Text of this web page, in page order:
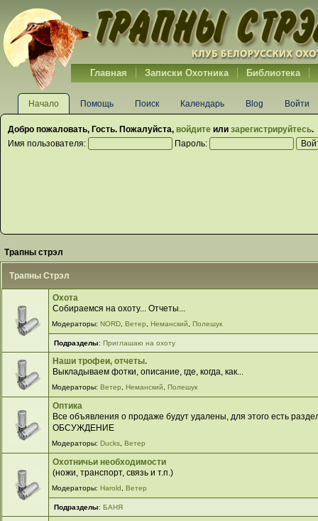
Главная Записки Охотника Библиотека
Начало Помощь Поиск Календарь Blog Войти
Добро пожаловать, Гость. Пожалуйста, войдите или зарегистрируйтесь.
Имя пользователя:
Пароль:
Трапны стрэл
Трапны Стрэл
Охота
Собираемся на охоту... Отчеты...
Модераторы: NORD, Ветер Неманский Полешук
Подразделы:Приглашаю на охоту
Наши трофеи, отчеты.
Выкладываем фотки, описание, где, когда, как...
Модераторы: Ветер Неманский Полешук
Оптика
Все объявления о продаже будут удалены, для этого есть
ОБСУЖДЕНИЕ
Модераторы: Ducks, Ветер
Охотничьи необходимости
(ножи, транспорт, связь и т.п.)
Модераторы: Harold Ветер
Подразделы:БАНЯ